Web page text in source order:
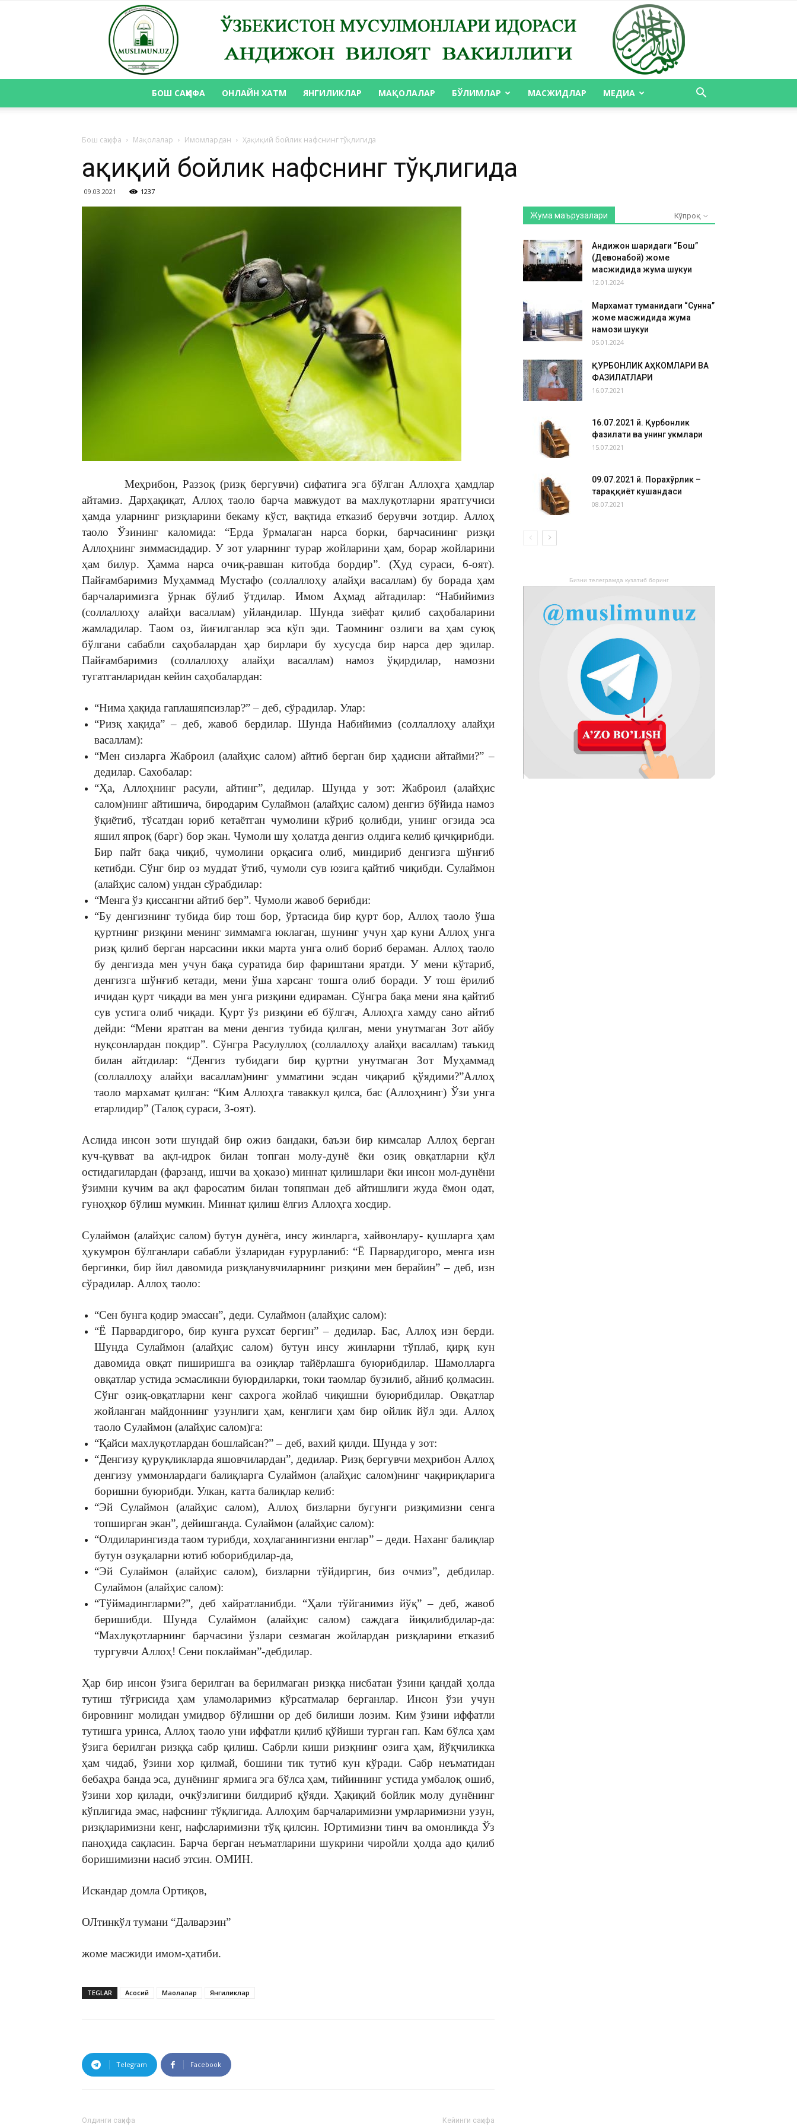
БОШ САҲИФА ОНЛАЙН ХАТМ ЯНГИЛИКЛАР МАҚОЛАЛАР БЎЛИМЛАР МАСЖИДЛАР МЕДИА
Бош саҳифа Мақолалар Имомлардан Ҳақиқий бойлик нафснинг тўқлигида
Ҳақиқий бойлик нафснинг тўқлигида
09.03.2021 1237
Меҳрибон, Раззоқ (ризқ бергувчи) сифатига эга бўлган Аллоҳга ҳамдлар
айтамиз. Дарҳақиқат, Аллоҳ таоло барча мавжудот ва махлуқотларни яратгучиси
ҳамда уларнинг ризқларини бекаму кўст, вақтида етказиб берувчи зотдир. Аллоҳ
таоло Ўзининг каломида: “Ерда ўрмалаган нарса борки, барчасининг ризқи
Аллоҳнинг зиммасидадир. У зот уларнинг турар жойларини ҳам, борар жойларини
ҳам билур. Ҳамма нарса очиқ-равшан китобда бордир”. (Ҳуд сураси, 6-оят).
Пайғамбаримиз Муҳаммад Мустафо (соллаллоҳу алайҳи васаллам) бу борада ҳам
барчаларимизга ўрнак бўлиб ўтдилар. Имом Аҳмад айтадилар: “Набийимиз
(соллаллоҳу алайҳи васаллам) уйландилар. Шунда зиёфат қилиб саҳобаларини
жамладилар. Таом оз, йиғилганлар эса кўп эди. Таомнинг озлиги ва ҳам суюқ
бўлгани сабабли саҳобалардан ҳар бирлари бу хусусда бир нарса дер эдилар.
Пайғамбаримиз (соллаллоҳу алайҳи васаллам) намоз ўқирдилар, намозни
тугатганларидан кейин саҳобалардан:
“Нима ҳақида гаплашяпсизлар?” – деб, сўрадилар. Улар:
“Ризқ хақида” – деб, жавоб бердилар. Шунда Набийимиз (соллаллоҳу алайҳи
васаллам):
“Мен сизларга Жаброил (алайҳис салом) айтиб берган бир ҳадисни айтайми?” –
дедилар. Сахобалар:
“Ҳа, Аллоҳнинг расули, айтинг”, дедилар. Шунда у зот: Жаброил (алайҳис
салом)нинг айтишича, биродарим Сулаймон (алайҳис салом) денгиз бўйида намоз
ўқиётиб, тўсатдан юриб кетаётган чумолини кўриб қолибди, унинг оғзида эса
яшил япроқ (барг) бор экан. Чумоли шу ҳолатда денгиз олдига келиб қичқирибди.
Бир пайт бақа чиқиб, чумолини орқасига олиб, миндириб денгизга шўнғиб
кетибди. Сўнг бир оз муддат ўтиб, чумоли сув юзига қайтиб чиқибди. Сулаймон
(алайҳис салом) ундан сўрабдилар:
“Менга ўз қиссангни айтиб бер”. Чумоли жавоб берибди:
“Бу денгизнинг тубида бир тош бор, ўртасида бир қурт бор, Аллоҳ таоло ўша
қуртнинг ризқини менинг зиммамга юклаган, шунинг учун ҳар куни Аллоҳ унга
ризқ қилиб берган нарсасини икки марта унга олиб бориб бераман. Аллоҳ таоло
бу денгизда мен учун бақа суратида бир фариштани яратди. У мени кўтариб,
денгизга шўнғиб кетади, мени ўша харсанг тошга олиб боради. У тош ёрилиб
ичидан қурт чиқади ва мен унга ризқини едираман. Сўнгра бақа мени яна қайтиб
сув устига олиб чиқади. Қурт ўз ризқини еб бўлгач, Аллоҳга хамду сано айтиб
дейди: “Мени яратган ва мени денгиз тубида қилган, мени унутмаган Зот айбу
нуқсонлардан покдир”. Сўнгра Расулуллоҳ (соллаллоҳу алайҳи васаллам) таъкид
билан айтдилар: “Денгиз тубидаги бир қуртни унутмаган Зот Муҳаммад
(соллаллоҳу алайҳи васаллам)нинг умматини эсдан чиқариб қўядими?”Аллоҳ
таоло мархамат қилган: “Ким Аллоҳга таваккул қилса, бас (Аллоҳнинг) Ўзи унга
етарлидир” (Талоқ сураси, 3-оят).
Аслида инсон зоти шундай бир ожиз бандаки, баъзи бир кимсалар Аллоҳ берган
куч-қувват ва ақл-идрок билан топган молу-дунё ёки озиқ овқатларни қўл
остидагилардан (фарзанд, ишчи ва ҳоказо) миннат қилишлари ёки инсон мол-дунёни
ўзимни кучим ва ақл фаросатим билан топяпман деб айтишлиги жуда ёмон одат,
гуноҳкор бўлиш мумкин. Миннат қилиш ёлғиз Аллоҳга хосдир.
Сулаймон (алайҳис салом) бутун дунёга, инсу жинларга, хайвонлару- қушларга ҳам
ҳукумрон бўлганлари сабабли ўзларидан ғурурланиб: “Ё Парвардигоро, менга изн
бергинки, бир йил давомида ризқланувчиларнинг ризқини мен берайин” – деб, изн
сўрадилар. Аллоҳ таоло:
“Сен бунга қодир эмассан”, деди. Сулаймон (алайҳис салом):
“Ё Парвардигоро, бир кунга рухсат бергин” – дедилар. Бас, Аллоҳ изн берди.
Шунда Сулаймон (алайҳис салом) бутун инсу жинларни тўплаб, қирқ кун
давомида овқат пиширишга ва озиқлар тайёрлашга буюрибдилар. Шамолларга
овқатлар устида эсмасликни буюрдиларки, токи таомлар бузилиб, айниб қолмасин.
Сўнг озиқ-овқатларни кенг сахрога жойлаб чиқишни буюрибдилар. Овқатлар
жойланган майдоннинг узунлиги ҳам, кенглиги ҳам бир ойлик йўл эди. Аллоҳ
таоло Сулаймон (алайҳис салом)га:
“Қайси махлуқотлардан бошлайсан?” – деб, вахий қилди. Шунда у зот:
“Денгизу қуруқликларда яшовчилардан”, дедилар. Ризқ бергувчи меҳрибон Аллоҳ
денгизу уммонлардаги балиқларга Сулаймон (алайҳис салом)нинг чақириқларига
боришни буюрибди. Улкан, катта балиқлар келиб:
“Эй Сулаймон (алайҳис салом), Аллоҳ бизларни бугунги ризқимизни сенга
топширган экан”, дейишганда. Сулаймон (алайҳис салом):
“Олдиларингизда таом турибди, хоҳлаганингизни енглар” – деди. Наханг балиқлар
бутун озуқаларни ютиб юборибдилар-да,
“Эй Сулаймон (алайҳис салом), бизларни тўйдиргин, биз очмиз”, дебдилар.
Сулаймон (алайҳис салом):
“Тўймадингларми?”, деб хайратланибди. “Ҳали тўйганимиз йўқ” – деб, жавоб
беришибди. Шунда Сулаймон (алайҳис салом) саждага йиқилибдилар-да:
“Махлуқотларнинг барчасини ўзлари сезмаган жойлардан ризқларини етказиб
тургувчи Аллоҳ! Сени поклайман”-дебдилар.
Ҳар бир инсон ўзига берилган ва берилмаган ризққа нисбатан ўзини қандай ҳолда
тутиш тўғрисида ҳам уламоларимиз кўрсатмалар берганлар. Инсон ўзи учун
бировнинг молидан умидвор бўлишни ор деб билиши лозим. Ким ўзини иффатли
тутишга уринса, Аллоҳ таоло уни иффатли қилиб қўйиши турган гап. Кам бўлса ҳам
ўзига берилган ризққа сабр қилиш. Сабрли киши ризқнинг озига ҳам, йўқчиликка
ҳам чидаб, ўзини хор қилмай, бошини тик тутиб кун кўради. Сабр неъматидан
бебаҳра банда эса, дунёнинг ярмига эга бўлса ҳам, тийиннинг устида умбалоқ ошиб,
ўзини хор қилади, очкўзлигини билдириб қўяди. Ҳақиқий бойлик молу дунёнинг
кўплигида эмас, нафснинг тўқлигида. Аллоҳим барчаларимизни умрларимизни узун,
ризқларимизни кенг, нафсларимизни тўқ қилсин. Юртимизни тинч ва омонликда Ўз
паноҳида сақласин. Барча берган неъматларини шукрини чиройли ҳолда адо қилиб
боришимизни насиб этсин. ОМИН.
Искандар домла Ортиқов,
ОЛтинкўл тумани “Далварзин”
жоме масжиди имом-ҳатиби.
TEGLAR Асосий Мақолалар Янгиликлар
Telegram Facebook
Олдинги саҳифа Кейинги саҳифа
Жума маърузалари Кўпроқ
Андижон шаҳридаги “Бош”
(Девонабой) жоме
масжидида жума шукуҳи
12.01.2024
Мархамат туманидаги “Сунна”
жоме масжидида жума
намози шукуҳи
05.01.2024
ҚУРБОНЛИК АҲКОМЛАРИ ВА
ФАЗИЛАТЛАРИ
16.07.2021
16.07.2021 й. Қурбонлик
фазилати ва унинг ҳукмлари
15.07.2021
09.07.2021 й. Порахўрлик –
тараққиёт кушандаси
08.07.2021
Бизни телеграмда кузатиб боринг